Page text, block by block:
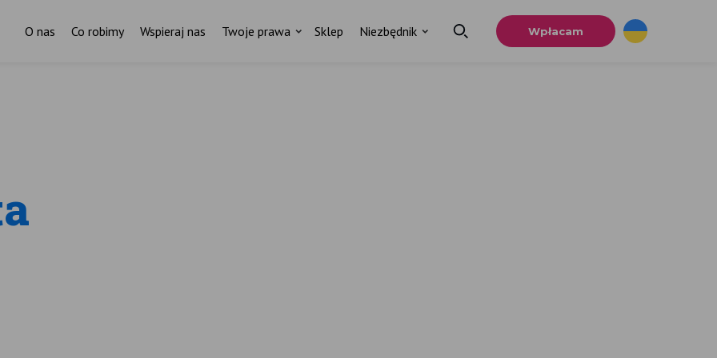
O nas Co robimy Wspieraj nas Twoje prawa Sklep Niezbędnik Wpłacam